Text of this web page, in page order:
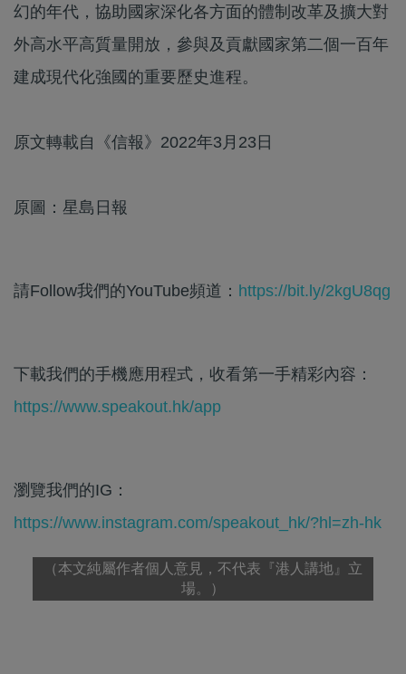
幻的年代，協助國家深化各方面的體制改革及擴大對
外高水平高質量開放，參與及貢獻國家第二個一百年
建成現代化強國的重要歷史進程。
原文轉載自《信報》2022年3月23日
原圖：星島日報
請Follow我們的YouTube頻道： https://bit.ly/2kgU8qg
下載我們的手機應用程式，收看第一手精彩內容：
https://www.speakout.hk/app
瀏覽我們的IG：
https://www.instagram.com/speakout_hk/?hl=zh-hk
（本文純屬作者個人意見，不代表『港人講地』立
場。）